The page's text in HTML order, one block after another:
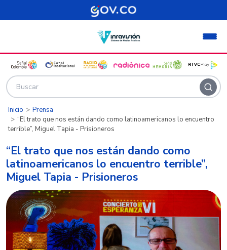
Pasar al contenido principal
Inicio
Prensa
“El trato que nos están dando como latinoamericanos lo encuentro
terrible”, Miguel Tapia - Prisioneros
“El trato que nos están dando como
latinoamericanos lo encuentro terrible”,
Miguel Tapia - Prisioneros